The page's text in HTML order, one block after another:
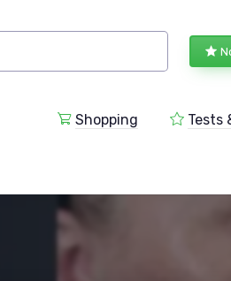
Shopping Tests